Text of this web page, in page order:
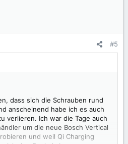
#5
dass sich die Schrauben rund
anscheinend habe ich es auch
verlieren. Ich war die Tage auch
um die neue Bosch Vertical
und weil Qi Charging